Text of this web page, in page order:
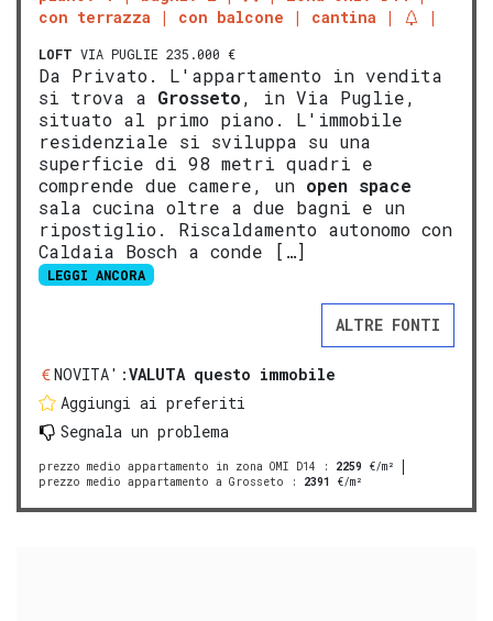
con terrazza
con balcone cantina
LOFT VIA PUGLIE 235.000 €
Da Privato. L'appartamento in vendita
si trova a Grosseto, in Via Puglie,
situato al primo piano. L'immobile
residenziale si sviluppa su una
superficie di 98 metri quadri e
comprende due camere, un open space
sala cucina oltre a due bagni e un
ripostiglio. Riscaldamento autonomo con
Caldaia Bosch a conde […]
LEGGI ANCORA
ALTRE FONTI
NOVITA':VALUTA questo immobile
Aggiungi ai preferiti
Segnala un problema
prezzo medio appartamento in zona OMI D14 : 2259 €/m²
prezzo medio appartamento a Grosseto : 2391 €/m²